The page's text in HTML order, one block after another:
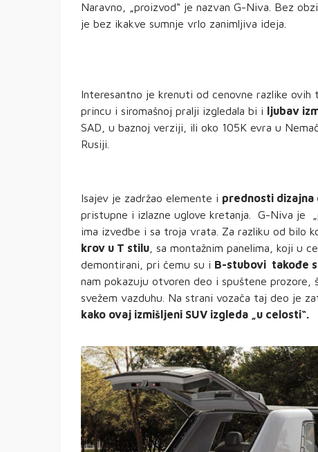
Naravno, „proizvod“ je nazvan G-Niva. Bez
je bez ikakve sumnje vrlo zanimljiva ideja.
Interesantno je krenuti od cenovne razlike
princu i siromašnoj pralji izgledala bi i ljubav
SAD, u baznoj verziji, ili oko 105K evra u
Rusiji.
Isajev je zadržao elemente i prednosti dizajna
pristupne i izlazne uglove kretanja. G-Niva je
ima izvedbe i sa troja vrata. Za razliku od bilo
krov u T stilu , sa montažnim panelima, koji u
demontirani, pri čemu su i B-stubovi takođe
nam pokazuju otvoren deo i spuštene
svežem vazduhu. Na strani vozača taj deo je
kako ovaj izmišljeni SUV izgleda „u celosti“.